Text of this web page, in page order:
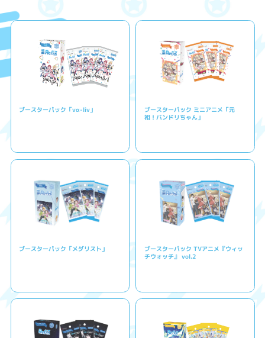
ブースターパック「vα-liv」
ブースターパック ミニアニメ「元
祖！バンドリちゃん」
ブースターパック「メダリスト」
ブースターパック TVアニメ『ウィッ
チウォッチ』 vol.2